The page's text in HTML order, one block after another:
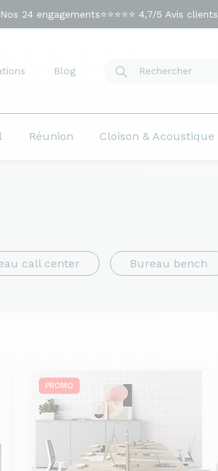
24 engagements⭐⭐⭐⭐⭐ 4,7/5 Avis clients
Blog
Réunion Cloison & Acoustique
call center Bureau bench
PROMO